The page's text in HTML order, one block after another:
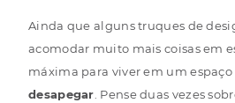
Ainda que alguns truques de
acomodar muito mais coisas em
máxima para viver em um
desapegar. Pense duas vezes